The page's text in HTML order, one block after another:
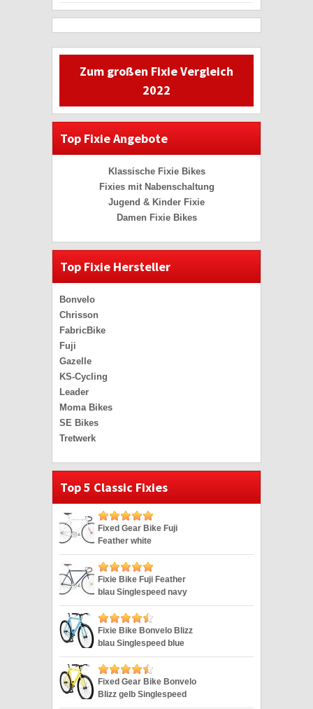
Zum großen Fixie Vergleich
2022
Top Fixie Angebote
Klassische Fixie Bikes
Fixies mit Nabenschaltung
Jugend & Kinder Fixie
Damen Fixie Bikes
Top Fixie Hersteller
Bonvelo
Chrisson
FabricBike
Fuji
Gazelle
KS-Cycling
Leader
Moma Bikes
SE Bikes
Tretwerk
Top 5 Classic Fixies
Fixed Gear Bike Fuji
Feather white
Singlespeed weiss 28″
Fixie Bike Fuji Feather
blau Singlespeed navy
28″
Fixie Bike Bonvelo Blizz
blau Singlespeed blue
28″
Fixed Gear Bike Bonvelo
Blizz gelb Singlespeed
yellow 28″